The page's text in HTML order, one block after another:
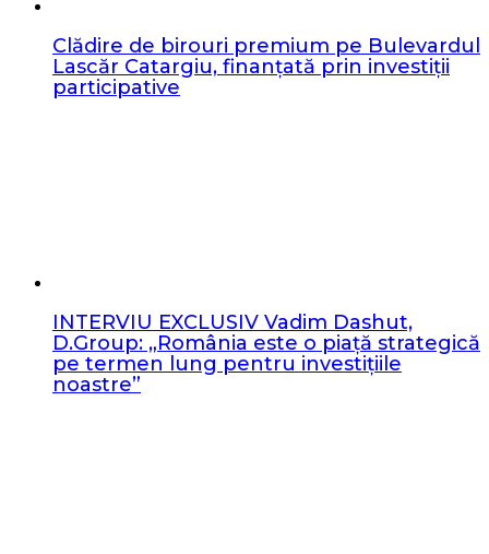
Clădire de birouri premium pe Bulevardul
Lascăr Catargiu, finanțată prin investiții
participative
INTERVIU EXCLUSIV Vadim Dashut,
D.Group: „România este o piață strategică
pe termen lung pentru investițiile
noastre”